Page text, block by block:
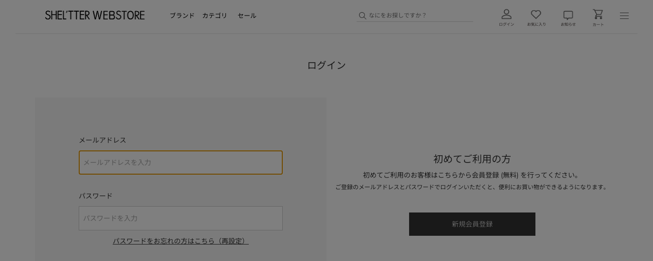
ブランド カテゴリ セール
ログイン
メールアドレス
パスワード
パスワードをお忘れの方はこちら（再設定）
初めてご利用の方
初めてご利用のお客様はこちらから会員登録 (無料) を行ってください。
ご登録のメールアドレスとパスワードでログインいただくと、便利にお買い物ができるようになります。